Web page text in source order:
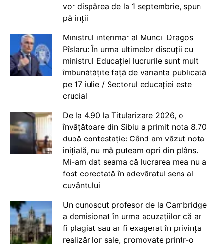
vor dispărea de la 1 septembrie, spun
părinții
Ministrul interimar al Muncii Dragos
Pîslaru: În urma ultimelor discuții cu
ministrul Educației lucrurile sunt mult
îmbunătățite față de varianta publicată
pe 17 iulie / Sectorul educației este
crucial
De la 4.90 la Titularizare 2026, o
învățătoare din Sibiu a primit nota 8.70
după contestație: Când am văzut nota
inițială, nu mă puteam opri din plâns.
Mi-am dat seama că lucrarea mea nu a
fost corectată în adevăratul sens al
cuvântului
Un cunoscut profesor de la Cambridge
a demisionat în urma acuzațiilor că ar
fi plagiat sau ar fi exagerat în privința
realizărilor sale, promovate printr-o